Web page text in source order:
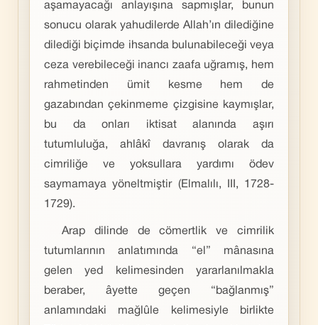
aşamayacağı anlayışına sapmışlar, bunun
sonucu olarak yahudilerde Allah’ın dilediğine
dilediği biçimde ihsanda bulunabileceği veya
ceza verebileceği inancı zaafa uğramış, hem
rahmetinden ümit kesme hem de
gazabından çekinmeme çizgisine kaymışlar,
bu da onları iktisat alanında aşırı
tutumluluğa, ahlâkî davranış olarak da
cimriliğe ve yoksullara yardımı ödev
saymamaya yöneltmiştir (Elmalılı, III, 1728-
1729).
Arap dilinde de cömertlik ve cimrilik
tutumlarının anlatımında “el” mânasına
gelen yed kelimesinden yararlanılmakla
beraber, âyette geçen “bağlanmış”
anlamındaki mağlûle kelimesiyle birlikte